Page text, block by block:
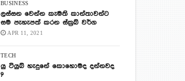
BUSINESS
ලස්සන වෙන්න කැමති කාන්තාවන්ට
සම පැහැපත් කරන ස්ක්‍රබ් වර්ග
APR 11, 2021
TECH
යු ටියුබ් හැදුනේ කොහොමද දන්නවද
?